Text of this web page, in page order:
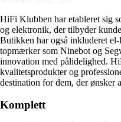
HiFi Klubben har etableret sig
og elektronik, der tilbyder
Butikken har også inkluderet
topmærker som Ninebot og
innovation med pålidelighed.
kvalitetsprodukter og
destination for dem, der ønsker
Komplett